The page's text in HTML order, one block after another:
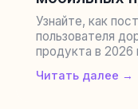
Узнайте, как
пользователя
продукта в 2026
Читать далее →